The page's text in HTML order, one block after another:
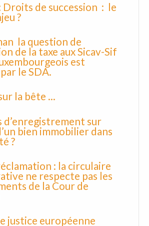
Droits de succession : le
?
la question de
de la taxe aux Sicav-Sif
est
le SDA.
la bête ...
d’enregistrement sur
bien immobilier dans
?
: la circulaire
ne respecte pas les
de la Cour de
justice européenne